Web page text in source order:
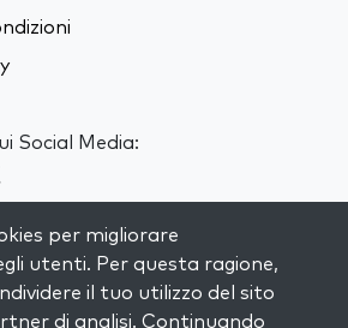
Social Media:
mailing list e ricevi
per migliorare
utenti. Per questa ragione,
il tuo utilizzo del sito
di analisi. Continuando